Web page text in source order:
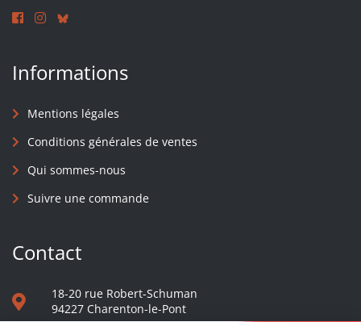
Informations
Mentions légales
Conditions générales de ventes
Qui sommes-nous
Suivre une commande
Contact
18-20 rue Robert-Schuman
94227 Charenton-le-Pont